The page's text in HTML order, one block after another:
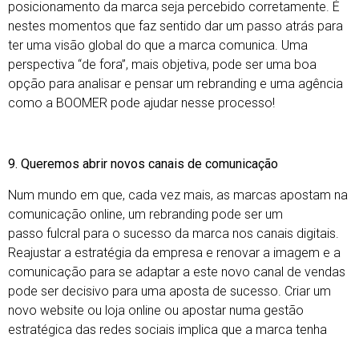
posicionamento da marca seja percebido corretamente. É
nestes momentos que faz sentido dar um passo atrás para
ter uma visão global do que a marca comunica. Uma
perspectiva “de fora”, mais objetiva, pode ser uma boa
opção para analisar e pensar um rebranding e uma agência
como a BOOMER pode ajudar nesse processo!
9. Queremos abrir novos canais de comunicação
Num mundo em que, cada vez mais, as marcas apostam na
comunicação online, um rebranding pode ser um
passo fulcral para o sucesso da marca nos canais digitais.
Reajustar a estratégia da empresa e renovar a imagem e a
comunicação para se adaptar a este novo canal de vendas
pode ser decisivo para uma aposta de sucesso. Criar um
novo website ou loja online ou apostar numa gestão
estratégica das redes sociais implica que a marca tenha